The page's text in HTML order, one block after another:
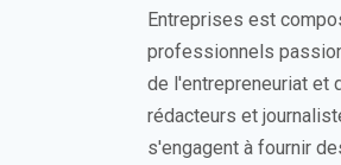
Entreprises est
professionnels
de l'entrepreneuriat et
rédacteurs et
s'engagent à fournir